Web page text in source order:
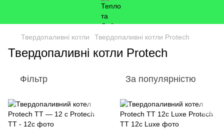
Твердопаливні котли Твердопаливні котли Protech
Твердопаливні котли Protech
Фільтр За популярністю